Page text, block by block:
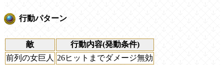
行動パターン
敵
行動内容(発動条件)
前列の女巨人
26ヒットまでダメージ無効